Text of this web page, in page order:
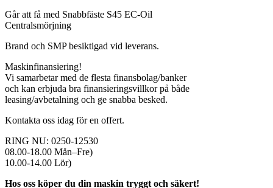
Går att få med Snabbfäste S45 EC-Oil
Centralsmörjning
Brand och SMP besiktigad vid leverans.
Maskinfinansiering!
Vi samarbetar med de flesta finansbolag/banker
och kan erbjuda bra finansieringsvillkor på både
leasing/avbetalning och ge snabba besked.
Kontakta oss idag för en offert.
RING NU: 0250-12530
08.00-18.00 Mån–Fre)
10.00-14.00 Lör)
Hos oss köper du din maskin tryggt och säkert!